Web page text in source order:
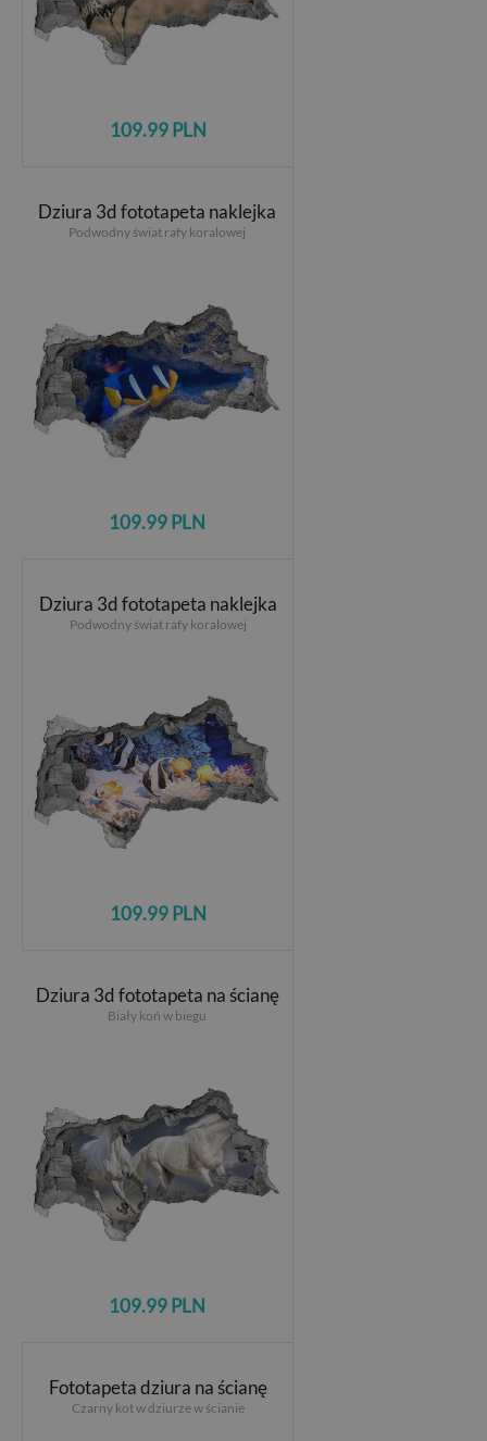
109.99 PLN
Dziura 3d fototapeta naklejka
Podwodny świat rafy koralowej
109.99 PLN
Dziura 3d fototapeta naklejka
Podwodny świat rafy koralowej
109.99 PLN
Dziura 3d fototapeta na ścianę
Biały koń w biegu
109.99 PLN
Fototapeta dziura na ścianę
Czarny kot w dziurze w ścianie